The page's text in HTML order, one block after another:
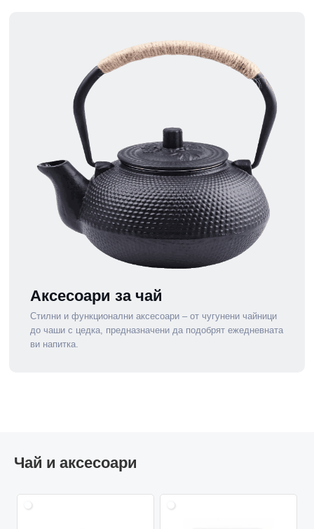
Аксесоари за чай
Стилни и функционални аксесоари – от чугунени чайници
до чаши с цедка, предназначени да подобрят ежедневната
ви напитка.
Чай и аксесоари